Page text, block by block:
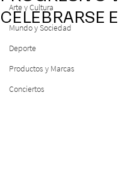
Arte y Cultura
Mundo y Sociedad
Deporte
Productos y Marcas
Conciertos
CELEBRARSE